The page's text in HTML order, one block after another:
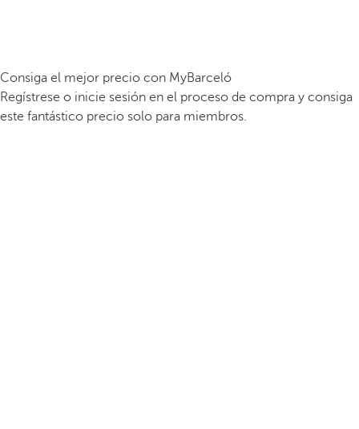
Consiga el mejor precio con MyBarceló
Regístrese o inicie sesión en el proceso de compra y consiga
este fantástico precio solo para miembros.